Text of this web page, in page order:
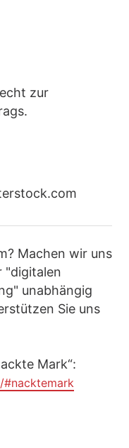
zur
Machen wir uns
"digitalen
unabhängig
Sie uns
Mark“: